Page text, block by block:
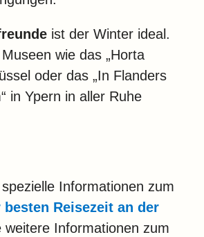
ist der Winter ideal.
wie das „Horta
oder das „In Flanders
in Ypern in aller Ruhe
Informationen zum
Reisezeit an der
weitere Informationen zum